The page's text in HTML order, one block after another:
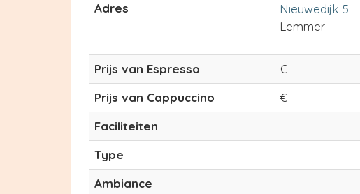
Adres
Nieuwedijk 5
Lemmer
Prijs van Espresso
€
Prijs van Cappuccino
€
Faciliteiten
Type
Ambiance